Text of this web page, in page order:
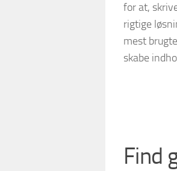
for at,
rigtige
mest
skabe
Find